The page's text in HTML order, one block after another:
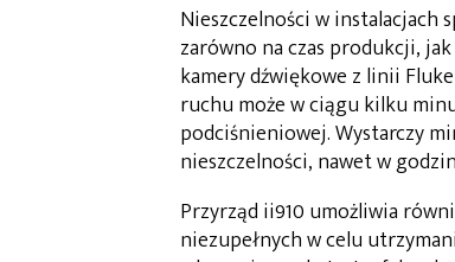
Nieszczelności w instalacjach
zarówno na czas produkcji,
kamery dźwiękowe z linii
ruchu może w ciągu kilku
podciśnieniowej. Wystarczy
nieszczelności, nawet w
Przyrząd ii910 umożliwia
niezupełnych w celu